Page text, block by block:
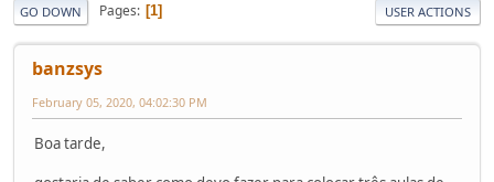
GO DOWN Pages 1 USER ACTIONS
banzsys
February 05, 2020, 04:02:30 PM
Boa tarde,